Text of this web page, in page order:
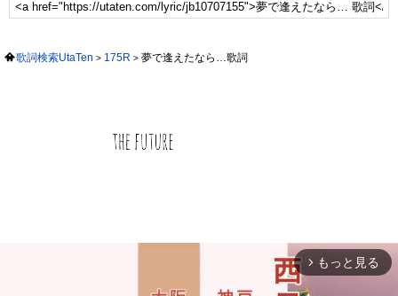
歌詞検索UtaTen 175R 夢で逢えたなら…歌詞
arrow_forward_ios もっと見る